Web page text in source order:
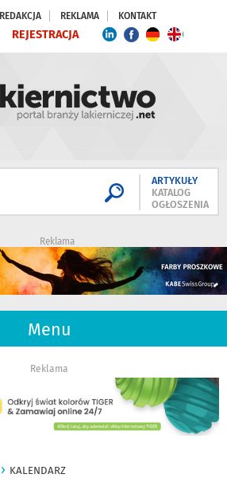
REDAKCJA REKLAMA KONTAKT
REJESTRACJA
ARTYKUŁY
KATALOG
OGŁOSZENIA
Reklama
Menu
Reklama
KALENDARZ